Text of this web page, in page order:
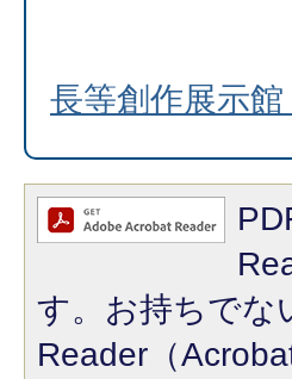
長等創作展示
す。お持ちでな
Reader（